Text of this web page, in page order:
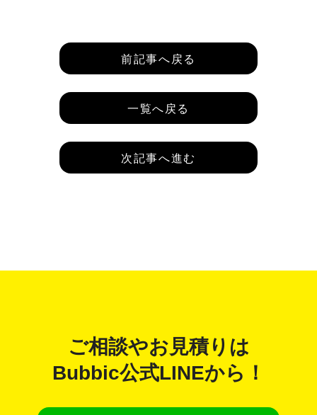
前記事へ戻る
一覧へ戻る
次記事へ進む
ご相談やお見積りは
Bubbic公式LINEから！